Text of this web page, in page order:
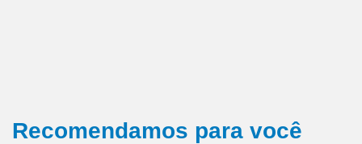
Recomendamos para você